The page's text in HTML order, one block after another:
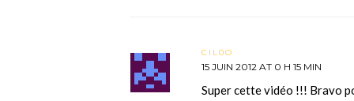
CIL0O
15 JUIN 2012 AT 0 H 15 MIN
Super cette vidéo !!! Bravo